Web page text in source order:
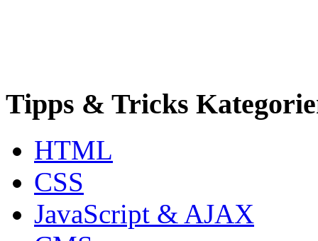
Tipps & Tricks
HTML
CSS
JavaScript & AJAX